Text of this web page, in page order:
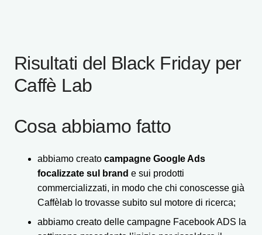
Risultati del Black Friday per
Caffè Lab
Cosa abbiamo fatto
abbiamo creato campagne Google Ads
focalizzate sul brand e sui prodotti
commercializzati, in modo che chi conoscesse già
Caffèlab lo trovasse subito sul motore di ricerca;
abbiamo creato delle campagne Facebook ADS la